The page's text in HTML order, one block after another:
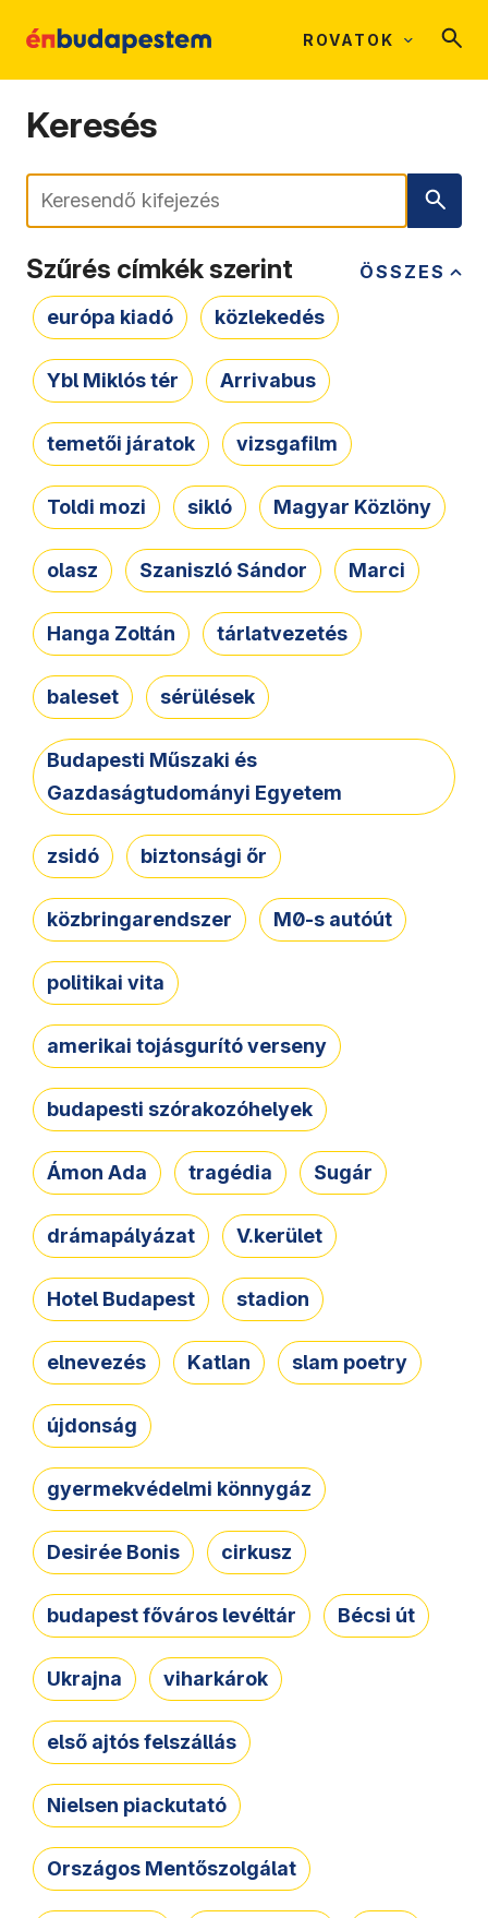
ROVATOK
Keresés
Keresés
ÖSSZES
Szűrés címkék szerint
európa kiadó közlekedés
Ybl Miklós tér Arrivabus
temetői járatok vizsgafilm
Toldi mozi sikló Magyar Közlöny
olasz Szaniszló Sándor Marci
Hanga Zoltán tárlatvezetés
baleset sérülések
Budapesti Műszaki és
Gazdaságtudományi Egyetem
zsidó biztonsági őr
közbringarendszer M0-s autóút
politikai vita
amerikai tojásgurító verseny
budapesti szórakozóhelyek
Ámon Ada tragédia Sugár
drámapályázat V.kerület
Hotel Budapest stadion
elnevezés Katlan slam poetry
újdonság
gyermekvédelmi könnygáz
Desirée Bonis cirkusz
budapest főváros levéltár Bécsi út
Ukrajna viharkárok
első ajtós felszállás
Nielsen piackutató
Országos Mentőszolgálat